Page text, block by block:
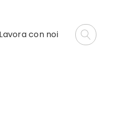
Lavora con noi